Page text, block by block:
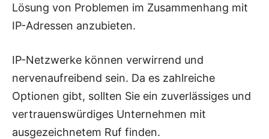
Lösung von Problemen im Zusammenhang mit
IP-Adressen anzubieten.
IP-Netzwerke können verwirrend und
nervenaufreibend sein. Da es zahlreiche
Optionen gibt, sollten Sie ein zuverlässiges und
vertrauenswürdiges Unternehmen mit
ausgezeichnetem Ruf finden.